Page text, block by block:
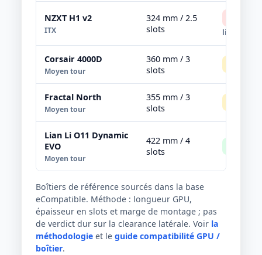
NZXT H1 v2
ITX
324 mm / 2.5
slots
limite
Corsair 4000D
Moyen tour
360 mm / 3
slots
Fractal North
Moyen tour
355 mm / 3
slots
Lian Li O11 Dynamic
EVO
Moyen tour
422 mm / 4
slots
Boîtiers de référence sourcés dans la base
eCompatible. Méthode : longueur GPU,
épaisseur en slots et marge de montage ; pas
de verdict dur sur la clearance latérale. Voir la
méthodologie et le guide compatibilité GPU /
boîtier.